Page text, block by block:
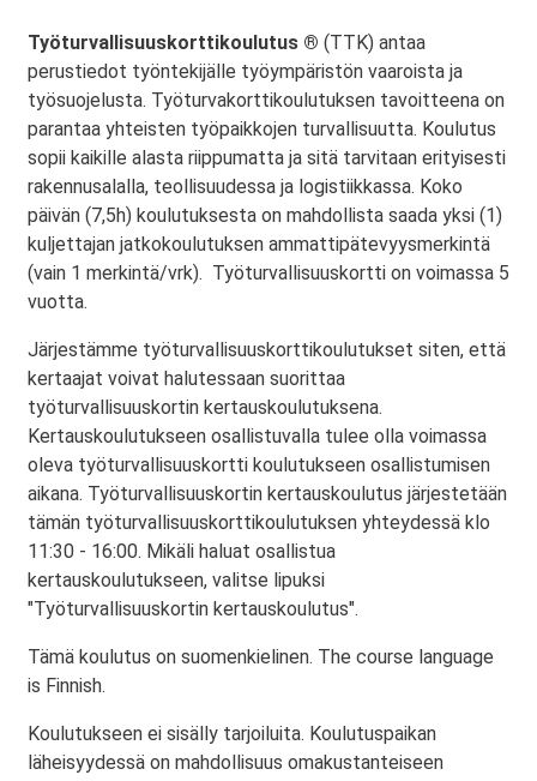
Työturvallisuuskorttikoulutus ® (TTK) antaa
perustiedot työntekijälle työympäristön vaaroista ja
työsuojelusta. Työturvakorttikoulutuksen tavoitteena on
parantaa yhteisten työpaikkojen turvallisuutta. Koulutus
sopii kaikille alasta riippumatta ja sitä tarvitaan erityisesti
rakennusalalla, teollisuudessa ja logistiikkassa. Koko
päivän (7,5h) koulutuksesta on mahdollista saada yksi (1)
kuljettajan jatkokoulutuksen ammattipätevyysmerkintä
(vain 1 merkintä/vrk). Työturvallisuuskortti on voimassa 5
vuotta.
Järjestämme työturvallisuuskorttikoulutukset siten, että
kertaajat voivat halutessaan suorittaa
työturvallisuuskortin kertauskoulutuksena.
Kertauskoulutukseen osallistuvalla tulee olla voimassa
oleva työturvallisuuskortti koulutukseen osallistumisen
aikana. Työturvallisuuskortin kertauskoulutus järjestetään
tämän työturvallisuuskorttikoulutuksen yhteydessä klo
11:30 - 16:00. Mikäli haluat osallistua
kertauskoulutukseen, valitse lipuksi
"Työturvallisuuskortin kertauskoulutus".
Tämä koulutus on suomenkielinen. The course language
is Finnish.
Koulutukseen ei sisälly tarjoiluita. Koulutuspaikan
läheisyydessä on mahdollisuus omakustanteiseen